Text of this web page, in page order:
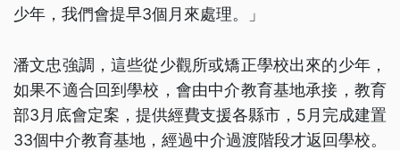
少年，我們會提早3個月來處理。」
潘文忠強調，這些從少觀所或矯正學校出來的少年，
如果不適合回到學校，會由中介教育基地承接，教育
部3月底會定案，提供經費支援各縣市，5月完成建置
33個中介教育基地，經過中介過渡階段才返回學校。